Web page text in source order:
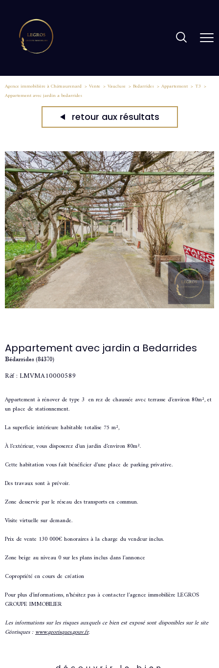
Agence immobilière à Châteaurenard Vente Vaucluse Bedarrides Appartement
T3
Appartement avec jardin a bedarrides
retour aux résultats
Appartement avec jardin a Bedarrides
Bédarrides (84370)
Réf : LMVMA10000589
Appartement à rénover de type 3 en rez de chaussée avec terrasse d'environ 80m², et
un place de stationnement.
La superficie intérieure habitable totalise 75 m²,
À l'extérieur, vous disposerez d'un jardin d'environ 80m².
Cette habitation vous fait bénéficier d'une place de parking privative.
Des travaux sont à prévoir.
Zone desservie par le réseau des transports en commun.
Visite virtuelle sur demande.
Prix de vente 130 000€ honoraires à la charge du vendeur inclus.
Zone beige au niveau 0 sur les plans inclus dans l'annonce
Copropriété en cours de création
Pour plus d'informations, n'hésitez pas à contacter l'agence immobilière LEGROS
GROUPE IMMOBILIER
Les informations sur les risques auxquels ce bien est exposé sont disponibles sur le site
Géorisques :www.georisques.gouv.fr.